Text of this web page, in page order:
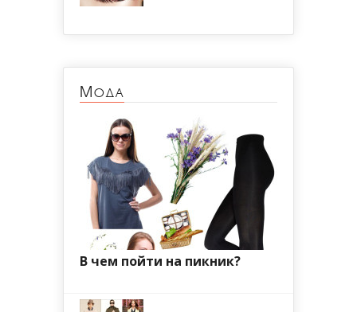
Мода
В чем пойти на пикник?